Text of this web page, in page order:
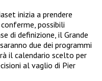
inizia a prendere
possibili
di definizione, il Grande
saranno due dei programmi
il calendario scelto per
al vaglio di Pier